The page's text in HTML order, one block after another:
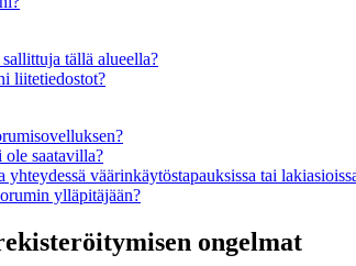
tällä alueella?
liitetiedostot?
saatavilla?
yhteydessä väärinkäytöstapauksissa tai
ylläpitäjään?
ongelmat